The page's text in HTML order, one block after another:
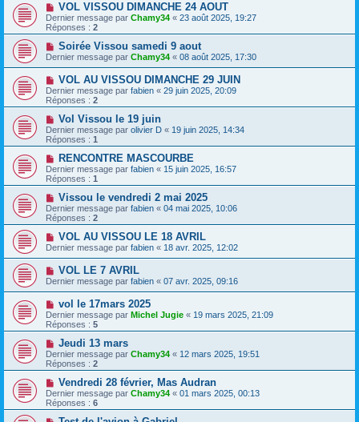
VOL VISSOU DIMANCHE 24 AOUT
Dernier message par Chamy34 « 23 août 2025, 19:27
Réponses : 2
Soirée Vissou samedi 9 aout
Dernier message par Chamy34 « 08 août 2025, 17:30
VOL AU VISSOU DIMANCHE 29 JUIN
Dernier message par fabien « 29 juin 2025, 20:09
Réponses : 2
Vol Vissou le 19 juin
Dernier message par olivier D « 19 juin 2025, 14:34
Réponses : 1
RENCONTRE MASCOURBE
Dernier message par fabien « 15 juin 2025, 16:57
Réponses : 1
Vissou le vendredi 2 mai 2025
Dernier message par fabien « 04 mai 2025, 10:06
Réponses : 2
VOL AU VISSOU LE 18 AVRIL
Dernier message par fabien « 18 avr. 2025, 12:02
VOL LE 7 AVRIL
Dernier message par fabien « 07 avr. 2025, 09:16
vol le 17mars 2025
Dernier message par Michel Jugie « 19 mars 2025, 21:09
Réponses : 5
Jeudi 13 mars
Dernier message par Chamy34 « 12 mars 2025, 19:51
Réponses : 2
Vendredi 28 février, Mas Audran
Dernier message par Chamy34 « 01 mars 2025, 00:13
Réponses : 6